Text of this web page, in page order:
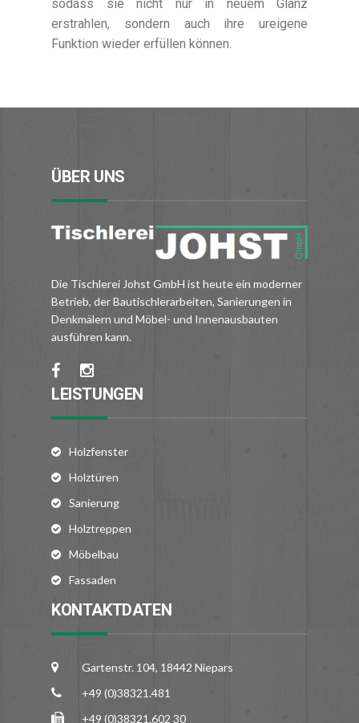
sodass sie nicht nur in neuem Glanz
erstrahlen, sondern auch ihre ureigene
Funktion wieder erfüllen können.
ÜBER UNS
Die Tischlerei Johst GmbH ist heute ein moderner
Betrieb, der Bautischlerarbeiten, Sanierungen in
Denkmälern und Möbel- und Innenausbauten
ausführen kann.
LEISTUNGEN
Holzfenster
Holztüren
Sanierung
Holztreppen
Möbelbau
Fassaden
KONTAKTDATEN
Gartenstr. 104, 18442 Niepars
+49 (0)38321.481
+49 (0)38321.602 30